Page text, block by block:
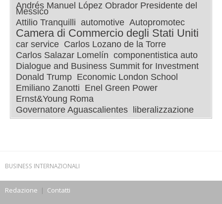
Andrés Manuel López Obrador Presidente del
Messico
Attilio Tranquilli automotive Autopromotec
Camera di Commercio degli Stati Uniti
car service Carlos Lozano de la Torre
Carlos Salazar Lomelín componentistica auto
Dialogue and Business Summit for Investment
Donald Trump Economic London School
Emiliano Zanotti Enel Green Power
Ernst&Young Roma
Governatore Aguascalientes
liberalizzazione
BUSINESS INTERNAZIONALI
Redazione | Contatti